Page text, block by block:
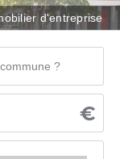
d'entreprise